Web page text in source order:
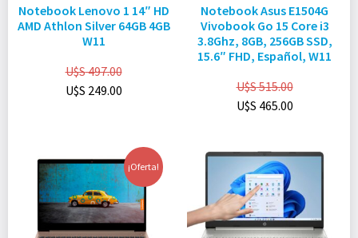
Notebook Lenovo 1 14″ HD
AMD Athlon Silver 64GB 4GB
W11
U$S497.00
U$S 249.00
Notebook Asus E1504G
Vivobook Go 15 Core i3
3.8Ghz, 8GB, 256GB SSD,
15.6″ FHD, Español, W11
U$S515.00
U$S 465.00
¡Oferta!